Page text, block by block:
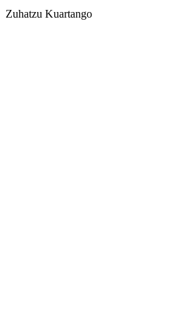
Zuhatzu Kuartango